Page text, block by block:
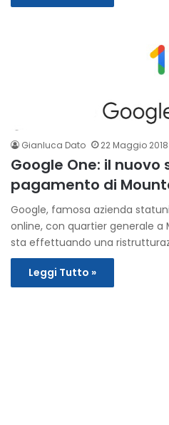
Gianluca Dato 22 Maggio 2018
Google One: il nuovo
pagamento di
Google, famosa azienda
online, con quartier generale a
sta effettuando una
Leggi Tutto »